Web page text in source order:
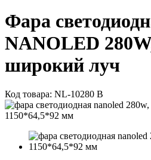
Фара
NANOLED
широкий луч
Код товара: NL-10280 B